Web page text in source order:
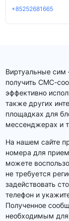
+85252681665
Виртуальные сим
получить СМС-
эффективно
также других
площадках для
мессенджерах и
На нашем сайте
номера для
можете
не требуется
задействовать
телефон и
Полученное
необходимым для